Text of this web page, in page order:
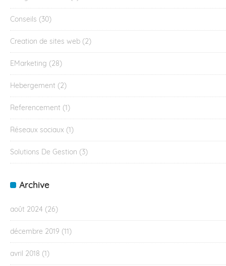
Conseils (30)
Creation de sites web (2)
EMarketing (28)
Hebergement (2)
Referencement (1)
Réseaux sociaux (1)
Solutions De Gestion (3)
Archive
août 2024 (26)
décembre 2019 (11)
avril 2018 (1)